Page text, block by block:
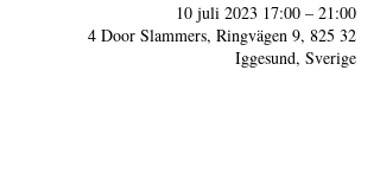
10 juli 2023 17:00 – 21:00
4 Door Slammers, Ringvägen 9, 825 32
Iggesund, Sverige